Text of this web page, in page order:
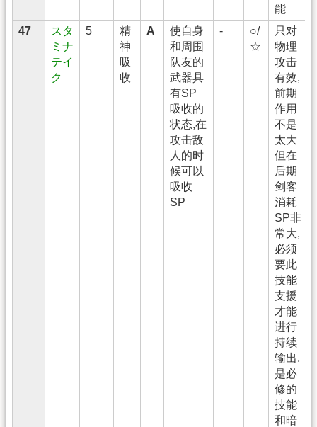
能
47
スタ
ミナ
テイ
ク
5
精
神
吸
收
A
使自身
和周围
队友的
武器具
有SP
吸收的
状态,在
攻击敌
人的时
候可以
吸收
SP
-
○/
☆
只对
物理
攻击
有效,
前期
作用
不是
太大
但在
后期
剑客
消耗
SP非
常大,
必须
要此
技能
支援
才能
进行
持续
输出,
是必
修的
技能
和暗